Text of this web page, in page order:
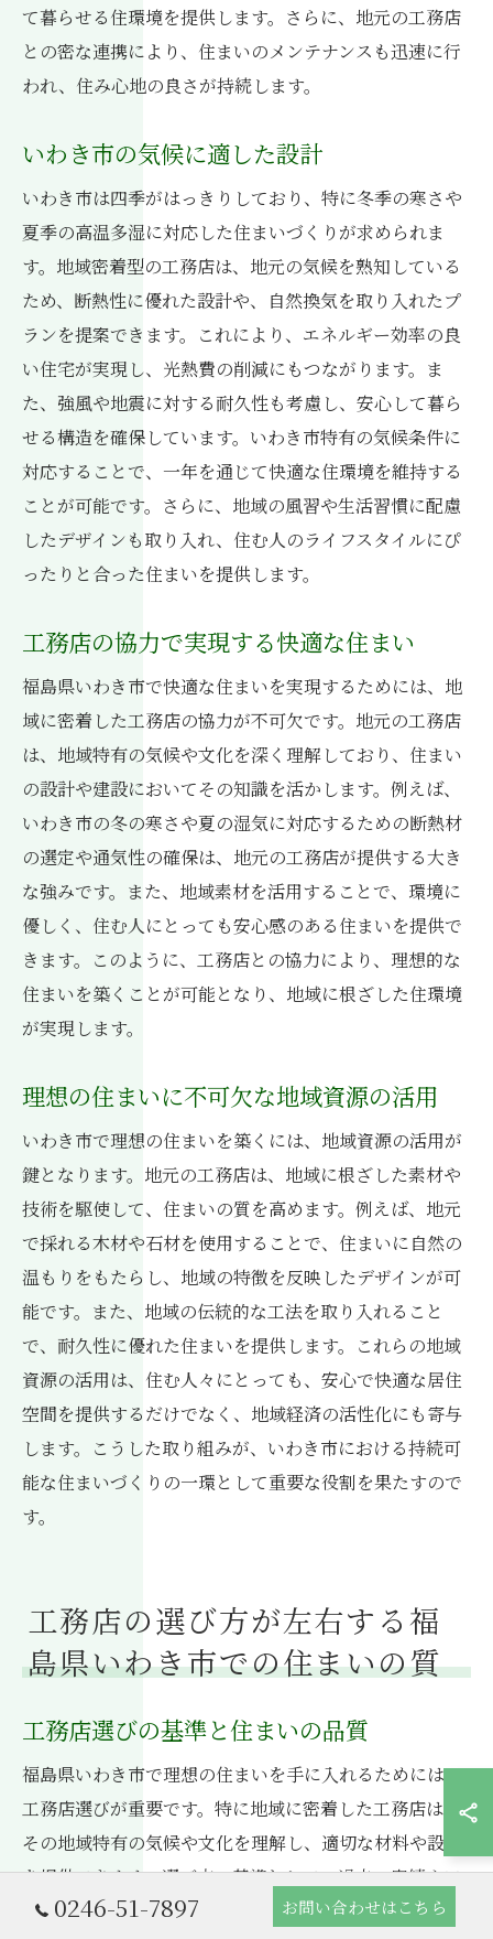
て暮らせる住環境を提供します。さらに、地元の工務店
との密な連携により、住まいのメンテナンスも迅速に行
われ、住み心地の良さが持続します。
いわき市の気候に適した設計
いわき市は四季がはっきりしており、特に冬季の寒さや
夏季の高温多湿に対応した住まいづくりが求められま
す。地域密着型の工務店は、地元の気候を熟知している
ため、断熱性に優れた設計や、自然換気を取り入れたプ
ランを提案できます。これにより、エネルギー効率の良
い住宅が実現し、光熱費の削減にもつながります。ま
た、強風や地震に対する耐久性も考慮し、安心して暮ら
せる構造を確保しています。いわき市特有の気候条件に
対応することで、一年を通じて快適な住環境を維持する
ことが可能です。さらに、地域の風習や生活習慣に配慮
したデザインも取り入れ、住む人のライフスタイルにぴ
ったりと合った住まいを提供します。
工務店の協力で実現する快適な住まい
福島県いわき市で快適な住まいを実現するためには、地
域に密着した工務店の協力が不可欠です。地元の工務店
は、地域特有の気候や文化を深く理解しており、住まい
の設計や建設においてその知識を活かします。例えば、
いわき市の冬の寒さや夏の湿気に対応するための断熱材
の選定や通気性の確保は、地元の工務店が提供する大き
な強みです。また、地域素材を活用することで、環境に
優しく、住む人にとっても安心感のある住まいを提供で
きます。このように、工務店との協力により、理想的な
住まいを築くことが可能となり、地域に根ざした住環境
が実現します。
理想の住まいに不可欠な地域資源の活用
いわき市で理想の住まいを築くには、地域資源の活用が
鍵となります。地元の工務店は、地域に根ざした素材や
技術を駆使して、住まいの質を高めます。例えば、地元
で採れる木材や石材を使用することで、住まいに自然の
温もりをもたらし、地域の特徴を反映したデザインが可
能です。また、地域の伝統的な工法を取り入れること
で、耐久性に優れた住まいを提供します。これらの地域
資源の活用は、住む人々にとっても、安心で快適な居住
空間を提供するだけでなく、地域経済の活性化にも寄与
します。こうした取り組みが、いわき市における持続可
能な住まいづくりの一環として重要な役割を果たすので
す。
工務店の選び方が左右する福
島県いわき市での住まいの質
工務店選びの基準と住まいの品質
福島県いわき市で理想の住まいを手に入れるためには、
工務店選びが重要です。特に地域に密着した工務店は、
その地域特有の気候や文化を理解し、適切な材料や設計
を提供できます。選び方の基準として、過去の実績や口
コミ、提供するサービスの幅広さを確認することが大切
0246-51-7897 お問い合わせはこちら